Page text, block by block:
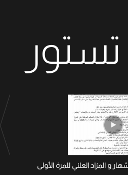
تستور
و المزاد العلني للمرة الأولى